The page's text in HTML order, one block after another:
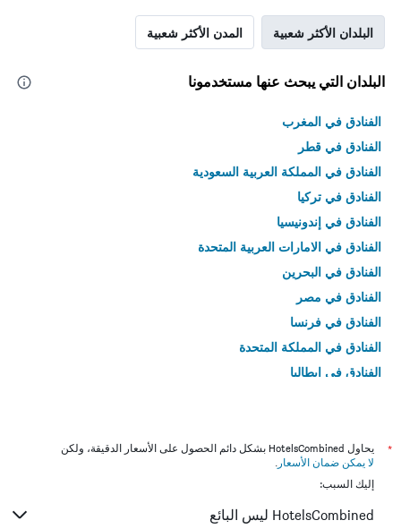
البلدان الأكثر شعبية المدن الأكثر شعبية
البلدان التي يبحث عنها مستخدمونا
الفنادق في المغرب
الفنادق في قطر
الفنادق في المملكة العربية السعودية
الفنادق في تركيا
الفنادق في إندونيسيا
الفنادق في الامارات العربية المتحدة
الفنادق في البحرين
الفنادق في مصر
الفنادق في فرنسا
الفنادق في المملكة المتحدة
الفنادق في إيطاليا
*
يحاول HotelsCombined بشكل دائم الحصول على الأسعار الدقيقة، ولكن
لا يمكن ضمان الأسعار .
إليك السبب:
HotelsCombined ليس البائع